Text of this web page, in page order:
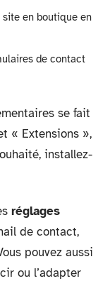
en boutique en
de contact
se fait
« Extensions »,
installez-
réglages
de contact,
pouvez aussi
ou l’adapter